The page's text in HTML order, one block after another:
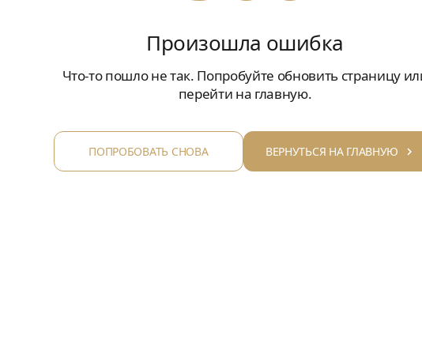
Произошла ошибка
Что-то пошло не так. Попробуйте обновить страницу
перейти на главную.
ПОПРОБОВАТЬ СНОВА ВЕРНУТЬСЯ НА ГЛАВНУЮ